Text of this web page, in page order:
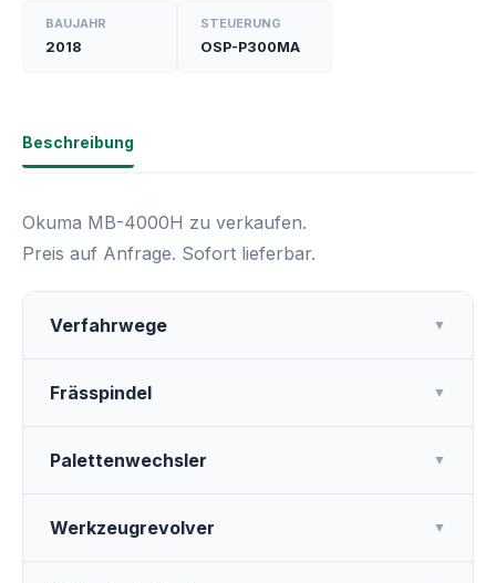
BAUJAHR
2018
STEUERUNG
OSP-P300MA
Beschreibung
Okuma MB-4000H zu verkaufen.
Preis auf Anfrage. Sofort lieferbar.
Verfahrwege ▼
Frässpindel ▼
Palettenwechsler ▼
Werkzeugrevolver ▼